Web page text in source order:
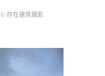
© 存在建筑摄影